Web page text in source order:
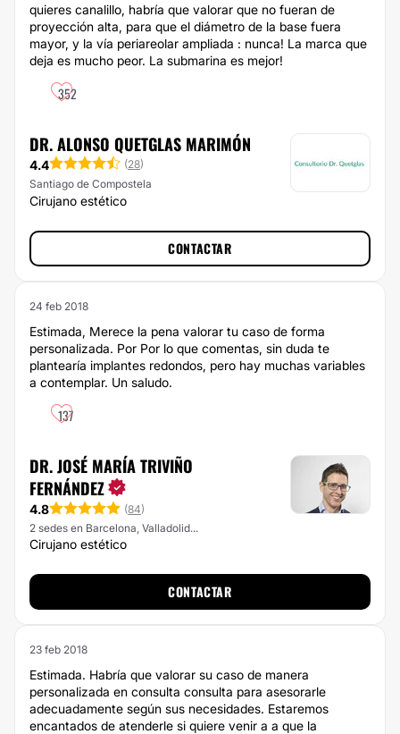
quieres canalillo, habría que valorar que no fueran de
proyección alta, para que el diámetro de la base fuera
mayor, y la vía periareolar ampliada : nunca! La marca que
deja es mucho peor. La submarina es mejor!
352
DR. ALONSO QUETGLAS MARIMÓN
4.4 (28)
Santiago de Compostela
Cirujano estético
CONTACTAR
24 feb 2018
Estimada, Merece la pena valorar tu caso de forma
personalizada. Por Por lo que comentas, sin duda te
plantearía implantes redondos, pero hay muchas variables
a contemplar. Un saludo.
137
DR. JOSÉ MARÍA TRIVIÑO
FERNÁNDEZ
4.8 (84)
2 sedes en Barcelona, Valladolid...
Cirujano estético
CONTACTAR
23 feb 2018
Estimada. Habría que valorar su caso de manera
personalizada en consulta consulta para asesorarle
adecuadamente según sus necesidades. Estaremos
encantados de atenderle si quiere venir a a que la